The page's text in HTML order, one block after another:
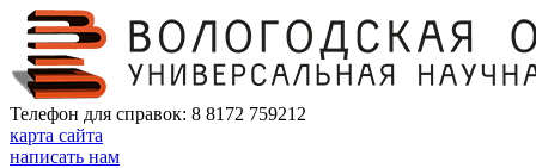
Телефон для справок: 8 8172 759212
карта сайта
написать нам